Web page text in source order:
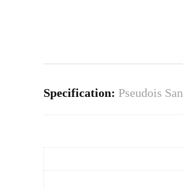
Specification: Pseudois